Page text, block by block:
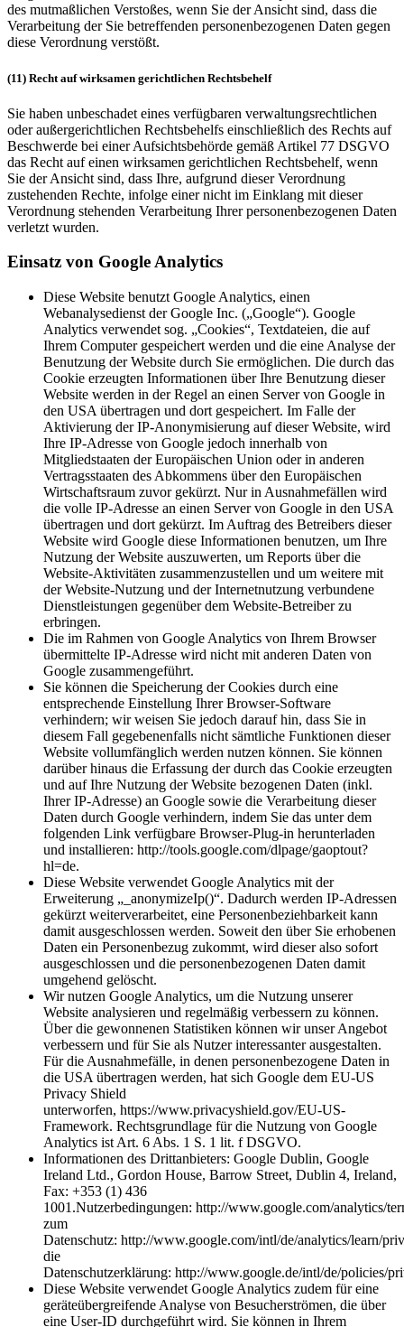
des mutmaßlichen Verstoßes, wenn Sie der Ansicht sind, dass die
Verarbeitung der Sie betreffenden personenbezogenen Daten gegen
diese Verordnung verstößt.
(11) Recht auf wirksamen gerichtlichen Rechtsbehelf
Sie haben unbeschadet eines verfügbaren verwaltungsrechtlichen
oder außergerichtlichen Rechtsbehelfs einschließlich des Rechts auf
Beschwerde bei einer Aufsichtsbehörde gemäß Artikel 77 DSGVO
das Recht auf einen wirksamen gerichtlichen Rechtsbehelf, wenn
Sie der Ansicht sind, dass Ihre, aufgrund dieser Verordnung
zustehenden Rechte, infolge einer nicht im Einklang mit dieser
Verordnung stehenden Verarbeitung Ihrer personenbezogenen Daten
verletzt wurden.
Einsatz von Google Analytics
Diese Website benutzt Google Analytics, einen
Webanalysedienst der Google Inc. („Google“). Google
Analytics verwendet sog. „Cookies“, Textdateien, die auf
Ihrem Computer gespeichert werden und die eine Analyse der
Benutzung der Website durch Sie ermöglichen. Die durch das
Cookie erzeugten Informationen über Ihre Benutzung dieser
Website werden in der Regel an einen Server von Google in
den USA übertragen und dort gespeichert. Im Falle der
Aktivierung der IP-Anonymisierung auf dieser Website, wird
Ihre IP-Adresse von Google jedoch innerhalb von
Mitgliedstaaten der Europäischen Union oder in anderen
Vertragsstaaten des Abkommens über den Europäischen
Wirtschaftsraum zuvor gekürzt. Nur in Ausnahmefällen wird
die volle IP-Adresse an einen Server von Google in den USA
übertragen und dort gekürzt. Im Auftrag des Betreibers dieser
Website wird Google diese Informationen benutzen, um Ihre
Nutzung der Website auszuwerten, um Reports über die
Website-Aktivitäten zusammenzustellen und um weitere mit
der Website-Nutzung und der Internetnutzung verbundene
Dienstleistungen gegenüber dem Website-Betreiber zu
erbringen.
Die im Rahmen von Google Analytics von Ihrem Browser
übermittelte IP-Adresse wird nicht mit anderen Daten von
Google zusammengeführt.
Sie können die Speicherung der Cookies durch eine
entsprechende Einstellung Ihrer Browser-Software
verhindern; wir weisen Sie jedoch darauf hin, dass Sie in
diesem Fall gegebenenfalls nicht sämtliche Funktionen dieser
Website vollumfänglich werden nutzen können. Sie können
darüber hinaus die Erfassung der durch das Cookie erzeugten
und auf Ihre Nutzung der Website bezogenen Daten (inkl.
Ihrer IP-Adresse) an Google sowie die Verarbeitung dieser
Daten durch Google verhindern, indem Sie das unter dem
folgenden Link verfügbare Browser-Plug-in herunterladen
und installieren: http://tools.google.com/dlpage/gaoptout?
hl=de.
Diese Website verwendet Google Analytics mit der
Erweiterung „_anonymizeIp()“. Dadurch werden IP-Adressen
gekürzt weiterverarbeitet, eine Personenbeziehbarkeit kann
damit ausgeschlossen werden. Soweit den über Sie erhobenen
Daten ein Personenbezug zukommt, wird dieser also sofort
ausgeschlossen und die personenbezogenen Daten damit
umgehend gelöscht.
Wir nutzen Google Analytics, um die Nutzung unserer
Website analysieren und regelmäßig verbessern zu können.
Über die gewonnenen Statistiken können wir unser Angebot
verbessern und für Sie als Nutzer interessanter ausgestalten.
Für die Ausnahmefälle, in denen personenbezogene Daten in
die USA übertragen werden, hat sich Google dem EU-US
Privacy Shield
unterworfen, https://www.privacyshield.gov/EU-US-
Framework. Rechtsgrundlage für die Nutzung von Google
Analytics ist Art. 6 Abs. 1 S. 1 lit. f DSGVO.
Informationen des Drittanbieters: Google Dublin, Google
Ireland Ltd., Gordon House, Barrow Street, Dublin 4, Ireland,
Fax: +353 (1) 436
1001.Nutzerbedingungen: http://www.google.com/analytics/
zum
Datenschutz: http://www.google.com/intl/de/analytics/learn/
die
Datenschutzerklärung: http://www.google.de/intl/de/policies/
Diese Website verwendet Google Analytics zudem für eine
geräteübergreifende Analyse von Besucherströmen, die über
eine User-ID durchgeführt wird. Sie können in Ihrem